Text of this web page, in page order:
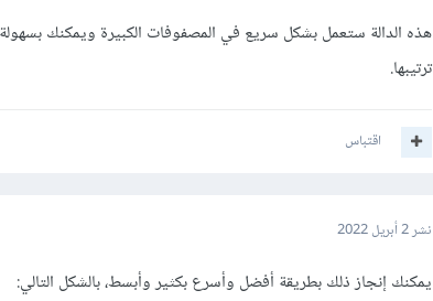
هذه الدالة ستعمل بشكل سريع في المصفوفات الكبيرة ويمكنك
ترتيبها.
اقتباس
نشر2 أبريل 2022
يمكنك إنجاز ذلك بطريقة أفضل وأسرع بكثير وأبسط، بالشكل التالي: